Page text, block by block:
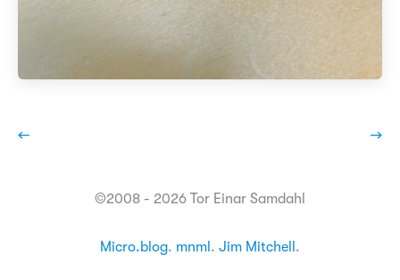
← →
©2008 - 2026 Tor Einar Samdahl
Micro.blog. mnml . Jim Mitchell .